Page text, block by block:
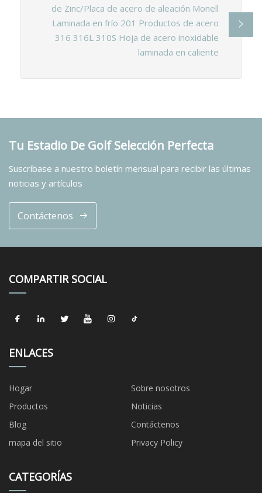
de Zinc/Placa de acero de aleación Monell
Laminada en frío 201 Productos de acero
316 316L 310S Hoja de acero inoxidable
laminada en caliente
Tu Estadio De Golf Selección Perfecta
Suscríbase a nuestro boletín mensual para recibir las últimas
noticias y artículos
Contáctenos
COMPARTIR SOCIAL
ENLACES
Hogar
Sobre nosotros
Productos
Noticias
Blog
Contáctenos
mapa del sitio
Privacy Policy
CATEGORÍAS